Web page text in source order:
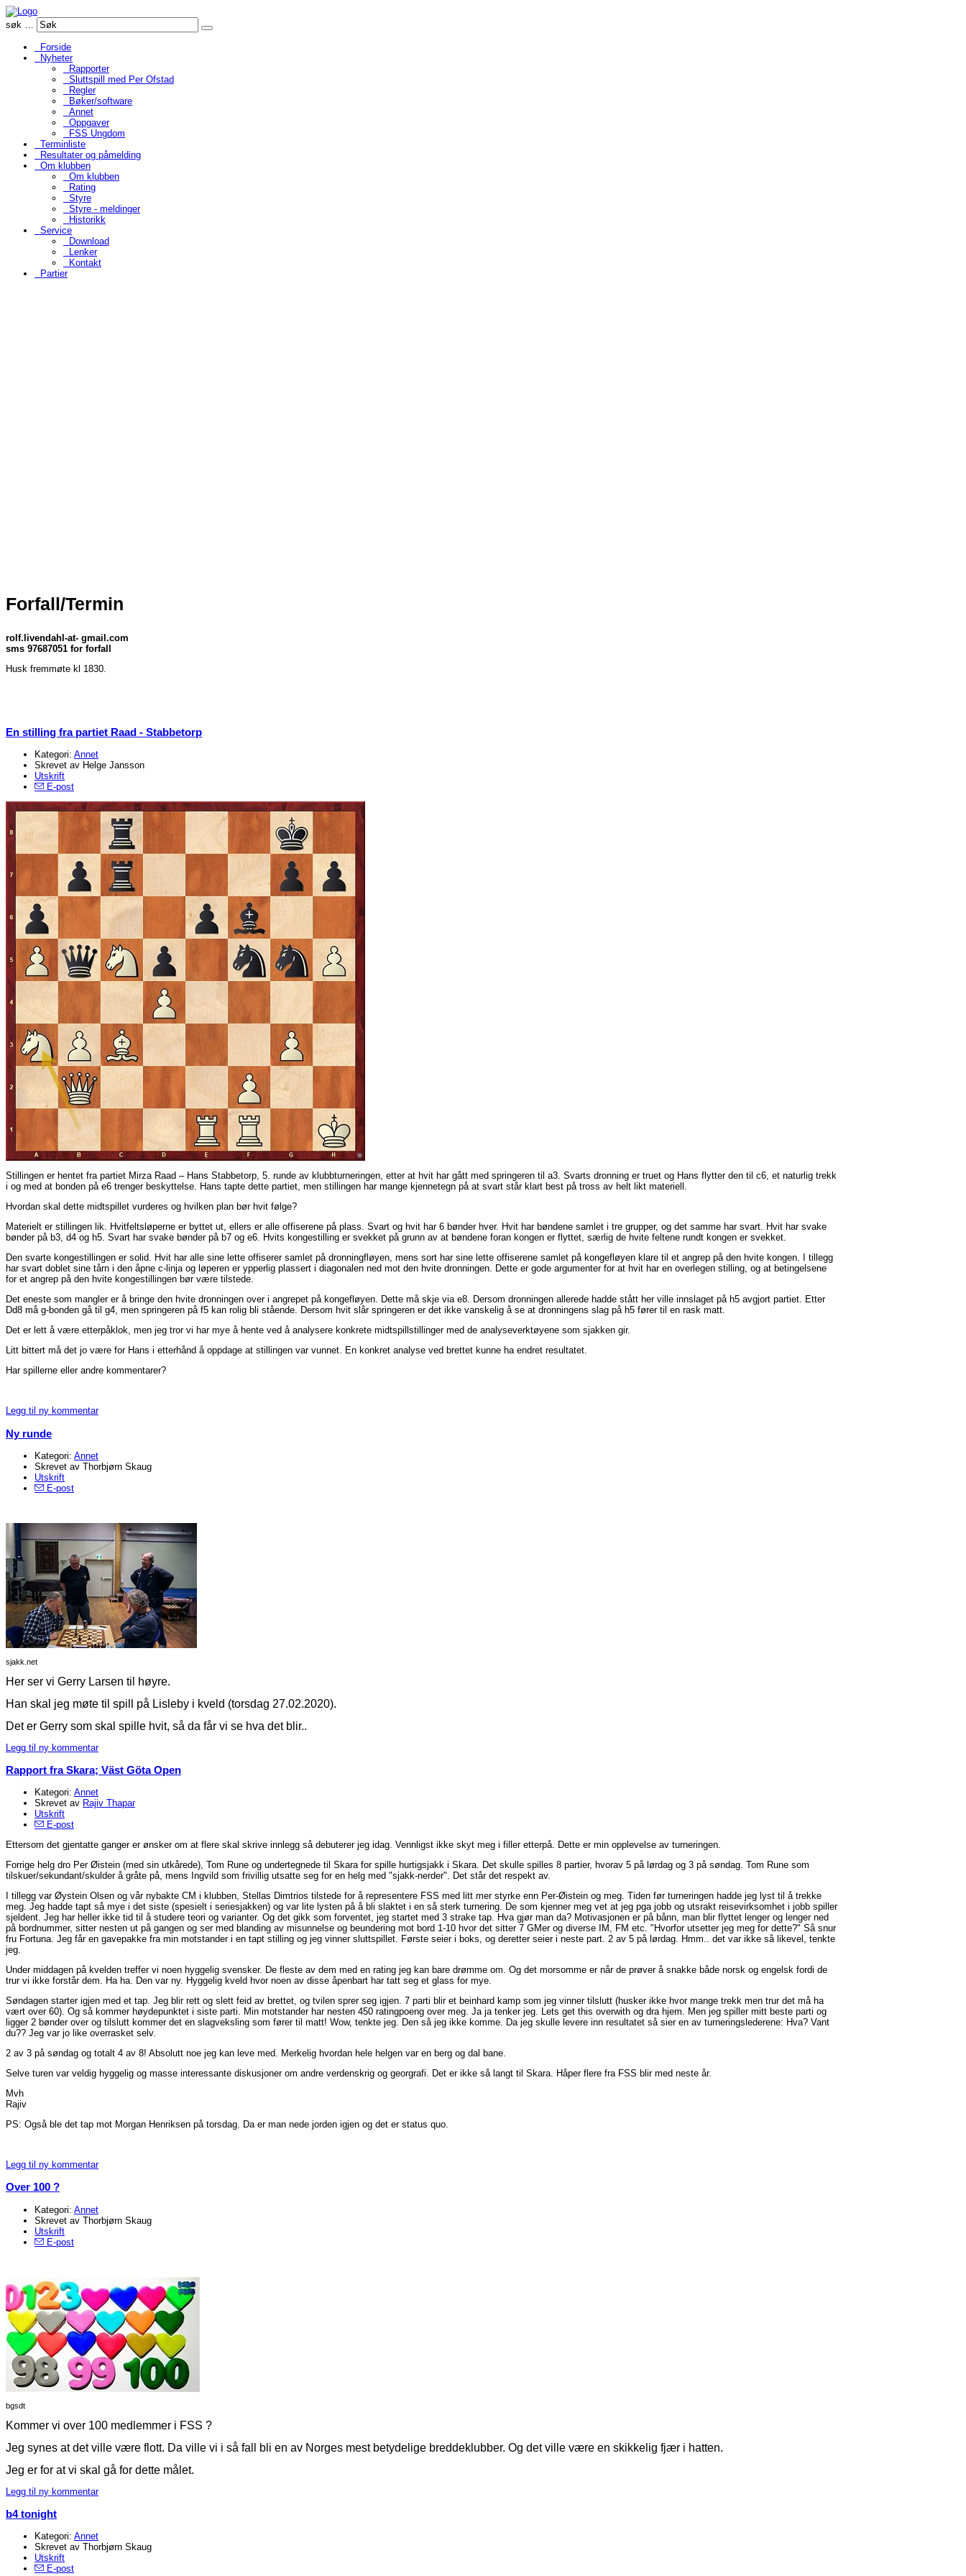
søk …
Forside
Nyheter
Rapporter
Sluttspill med Per Ofstad
Regler
Bøker/software
Annet
Oppgaver
FSS Ungdom
Terminliste
Resultater og påmelding
Om klubben
Om klubben
Rating
Styre
Styre - meldinger
Historikk
Service
Download
Lenker
Kontakt
Partier
Forfall/Termin
rolf.livendahl-at- gmail.com
sms 97687051 for forfall
Husk fremmøte kl 1830.
En stilling fra partiet Raad - Stabbetorp
Kategori: Annet
Skrevet av Helge Jansson
Utskrift
E-post
Stillingen er hentet fra partiet Mirza Raad – Hans Stabbetorp, 5. runde av klubbturneringen, etter at hvit har gått med springeren til a3. Svarts dronning er truet og Hans flytter den til c6, et naturlig trekk
i og med at bonden på e6 trenger beskyttelse. Hans tapte dette partiet, men stillingen har mange kjennetegn på at svart står klart best på tross av helt likt materiell.
Hvordan skal dette midtspillet vurderes og hvilken plan bør hvit følge?
Materielt er stillingen lik. Hvitfeltsløperne er byttet ut, ellers er alle offiserene på plass. Svart og hvit har 6 bønder hver. Hvit har bøndene samlet i tre grupper, og det samme har svart. Hvit har svake
bønder på b3, d4 og h5. Svart har svake bønder på b7 og e6. Hvits kongestilling er svekket på grunn av at bøndene foran kongen er flyttet, særlig de hvite feltene rundt kongen er svekket.
Den svarte kongestillingen er solid. Hvit har alle sine lette offiserer samlet på dronningfløyen, mens sort har sine lette offiserene samlet på kongefløyen klare til et angrep på den hvite kongen. I tillegg
har svart doblet sine tårn i den åpne c-linja og løperen er ypperlig plassert i diagonalen ned mot den hvite dronningen. Dette er gode argumenter for at hvit har en overlegen stilling, og at betingelsene
for et angrep på den hvite kongestillingen bør være tilstede.
Det eneste som mangler er å bringe den hvite dronningen over i angrepet på kongefløyen. Dette må skje via e8. Dersom dronningen allerede hadde stått her ville innslaget på h5 avgjort partiet. Etter
Dd8 må g-bonden gå til g4, men springeren på f5 kan rolig bli stående. Dersom hvit slår springeren er det ikke vanskelig å se at dronningens slag på h5 fører til en rask matt.
Det er lett å være etterpåklok, men jeg tror vi har mye å hente ved å analysere konkrete midtspillstillinger med de analyseverktøyene som sjakken gir.
Litt bittert må det jo være for Hans i etterhånd å oppdage at stillingen var vunnet. En konkret analyse ved brettet kunne ha endret resultatet.
Har spillerne eller andre kommentarer?
Legg til ny kommentar
Ny runde
Kategori: Annet
Skrevet av Thorbjørn Skaug
Utskrift
E-post
sjakk.net
Her ser vi Gerry Larsen til høyre.
Han skal jeg møte til spill på Lisleby i kveld (torsdag 27.02.2020).
Det er Gerry som skal spille hvit, så da får vi se hva det blir..
Legg til ny kommentar
Rapport fra Skara; Väst Göta Open
Kategori: Annet
Skrevet av Rajiv Thapar
Utskrift
E-post
Ettersom det gjentatte ganger er ønsker om at flere skal skrive innlegg så debuterer jeg idag. Vennligst ikke skyt meg i filler etterpå. Dette er min opplevelse av turneringen.
Forrige helg dro Per Øistein (med sin utkårede), Tom Rune og undertegnede til Skara for spille hurtigsjakk i Skara. Det skulle spilles 8 partier, hvorav 5 på lørdag og 3 på søndag. Tom Rune som
tilskuer/sekundant/skulder å gråte på, mens Ingvild som frivillig utsatte seg for en helg med "sjakk-nerder". Det står det respekt av.
I tillegg var Øystein Olsen og vår nybakte CM i klubben, Stellas Dimtrios tilstede for å representere FSS med litt mer styrke enn Per-Øistein og meg. Tiden før turneringen hadde jeg lyst til å trekke
meg. Jeg hadde tapt så mye i det siste (spesielt i seriesjakken) og var lite lysten på å bli slaktet i en så sterk turnering. De som kjenner meg vet at jeg pga jobb og utsrakt reisevirksomhet i jobb spiller
sjeldent. Jeg har heller ikke tid til å studere teori og varianter. Og det gikk som forventet, jeg startet med 3 strake tap. Hva gjør man da? Motivasjonen er på bånn, man blir flyttet lenger og lenger ned
på bordnummer, sitter nesten ut på gangen og ser med blanding av misunnelse og beundering mot bord 1-10 hvor det sitter 7 GMer og diverse IM, FM etc. "Hvorfor utsetter jeg meg for dette?" Så snur
fru Fortuna. Jeg får en gavepakke fra min motstander i en tapt stilling og jeg vinner sluttspillet. Første seier i boks, og deretter seier i neste part. 2 av 5 på lørdag. Hmm.. det var ikke så likevel, tenkte
jeg.
Under middagen på kvelden treffer vi noen hyggelig svensker. De fleste av dem med en rating jeg kan bare drømme om. Og det morsomme er når de prøver å snakke både norsk og engelsk fordi de
trur vi ikke forstår dem. Ha ha. Den var ny. Hyggelig kveld hvor noen av disse åpenbart har tatt seg et glass for mye.
Søndagen starter igjen med et tap. Jeg blir rett og slett feid av brettet, og tvilen sprer seg igjen. 7 parti blir et beinhard kamp som jeg vinner tilslutt (husker ikke hvor mange trekk men trur det må ha
vært over 60). Og så kommer høydepunktet i siste parti. Min motstander har nesten 450 ratingpoeng over meg. Ja ja tenker jeg. Lets get this overwith og dra hjem. Men jeg spiller mitt beste parti og
ligger 2 bønder over og tilslutt kommer det en slagveksling som fører til matt! Wow, tenkte jeg. Den så jeg ikke komme. Da jeg skulle levere inn resultatet så sier en av turneringslederene: Hva? Vant
du?? Jeg var jo like overrasket selv.
2 av 3 på søndag og totalt 4 av 8! Absolutt noe jeg kan leve med. Merkelig hvordan hele helgen var en berg og dal bane.
Selve turen var veldig hyggelig og masse interessante diskusjoner om andre verdenskrig og georgrafi. Det er ikke så langt til Skara. Håper flere fra FSS blir med neste år.
Mvh
Rajiv
PS: Også ble det tap mot Morgan Henriksen på torsdag. Da er man nede jorden igjen og det er status quo.
Legg til ny kommentar
Over 100 ?
Kategori: Annet
Skrevet av Thorbjørn Skaug
Utskrift
E-post
bgsdt
Kommer vi over 100 medlemmer i FSS ?
Jeg synes at det ville være flott. Da ville vi i så fall bli en av Norges mest betydelige breddeklubber. Og det ville være en skikkelig fjær i hatten.
Jeg er for at vi skal gå for dette målet.
Legg til ny kommentar
b4 tonight
Kategori: Annet
Skrevet av Thorbjørn Skaug
Utskrift
E-post